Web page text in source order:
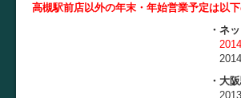
高槻駅前店以外の年末・年始営業予定は以
・ネ
2014年1月3日(金)
・大
2013年12月31日(火